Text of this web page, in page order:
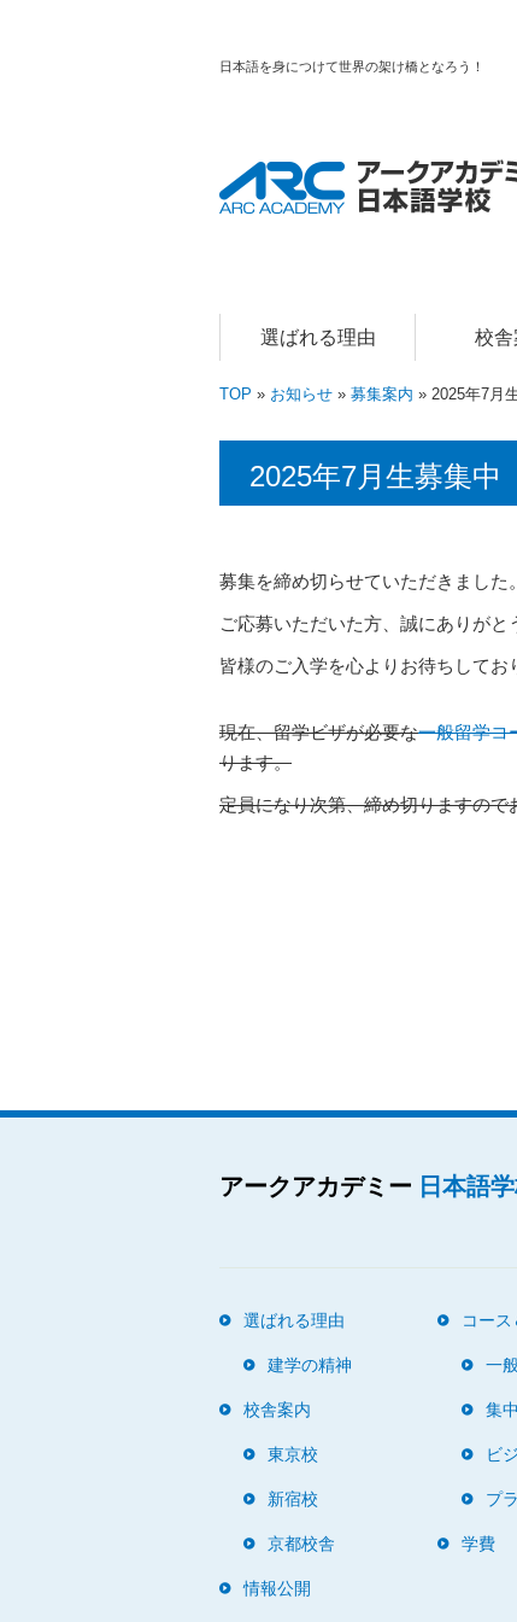
日本語を身につけて世界の架け橋となろう！
選ばれる理由 校舎
TOP » お知らせ » 募集案内 » 2025年7月
2025年7月生募集中
募集を締め切らせていただきました。
ご応募いただいた方、誠にありがと
皆様のご入学を心よりお待ちしてお
現在、留学ビザが必要な一般留学コ
ります。
定員になり次第、締め切りますの
アークアカデミー 日本語
選ばれる理由
建学の精神
校舎案内
東京校
新宿校
京都校舎
情報公開
コー
一
集
ビ
プ
学費